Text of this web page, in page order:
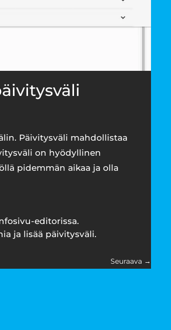
Päivitysväli mahdollistaa
on hyödyllinen
pidemmän aikaa ja olla
editorissa.
ja lisää päivitysväli.
Seuraava →